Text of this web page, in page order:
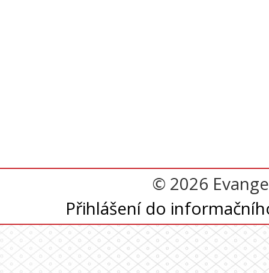
© 2026
Přihlášení do